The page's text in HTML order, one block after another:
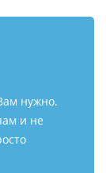
нужно.
и не